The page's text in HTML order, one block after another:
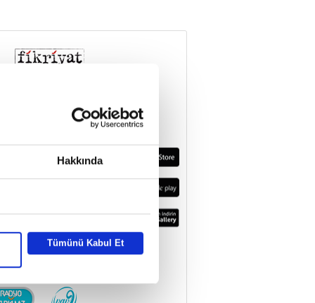
Hakkında
Tümünü Kabul Et